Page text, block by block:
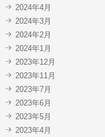
2024年4月
2024年3月
2024年2月
2024年1月
2023年12月
2023年11月
2023年7月
2023年6月
2023年5月
2023年4月